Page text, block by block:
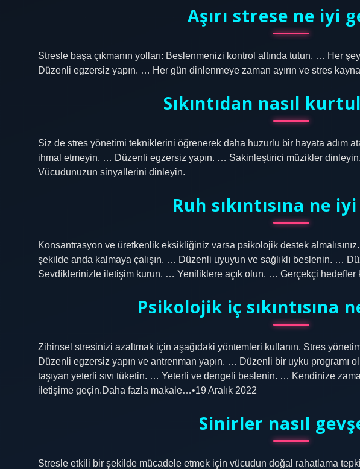
Aşırı strese ne iyi
Stresle başa çıkmanın yolları: Beslenmenizi kontrol altında tutun. … Her
Düzenli egzersiz yapın. … Her gün dinlenmeye zaman ayırın ve stres
Sıkıntıdan nasıl
Siz de stres yönetimi tekniklerini öğrenerek daha huzurlu bir hayata adım
ihmal etmeyin. … Düzenli egzersiz yapın. … Sakinleştirici müzikler
Vücudunuzun sinyallerini dinleyin.
Ruh sıkıntısına ne
Konsantrasyon ve üretkenlik eksikliğiniz varsa psikolojik destek
şekilde anda kalmaya çalışın. … Düzenli uyuyun ve sağlıklı beslenin. …
Sevdiklerinizle iletişim kurun. … Yeniliklere açık olun. … Gerçekçi
Psikolojik iç sıkıntısına
Zihinsel stresinizi azaltmak için aşağıdaki yöntemleri kullanın. Stres
Düzenli egzersiz yapın ve antrenman yapın. … Düzenli bir uyku programı
taşıyan yeterli sıvı tüketin. … Yeterli ve dengeli beslenin. … Kendinize
iletişime geçin.Daha fazla makale…•19 Aralık 2022
Sinirler nasıl
Stresle etkili bir şekilde mücadele etmek için vücudun doğal rahatlama